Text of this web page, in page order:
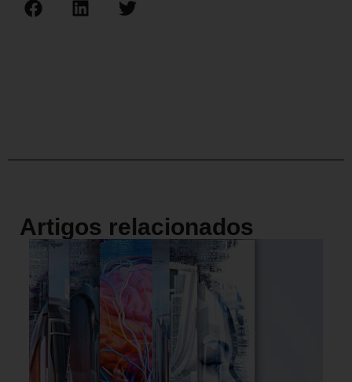
Artigos relacionados